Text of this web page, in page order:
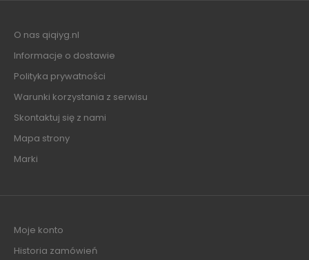
O nas qiqiyg.nl
Informacje o dostawie
Polityka prywatności
Warunki korzystania z serwisu
Skontaktuj się z nami
Mapa strony
Marki
Moje konto
Historia zamówień